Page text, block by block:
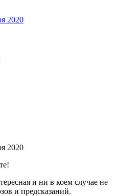
2020
2020
и ни в коем случае не
и предсказаний.